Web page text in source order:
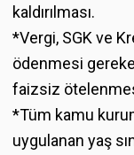
kaldırılması.
*Vergi, SGK ve
ödenmesi
faizsiz
*Tüm kamu
uygulanan yaş